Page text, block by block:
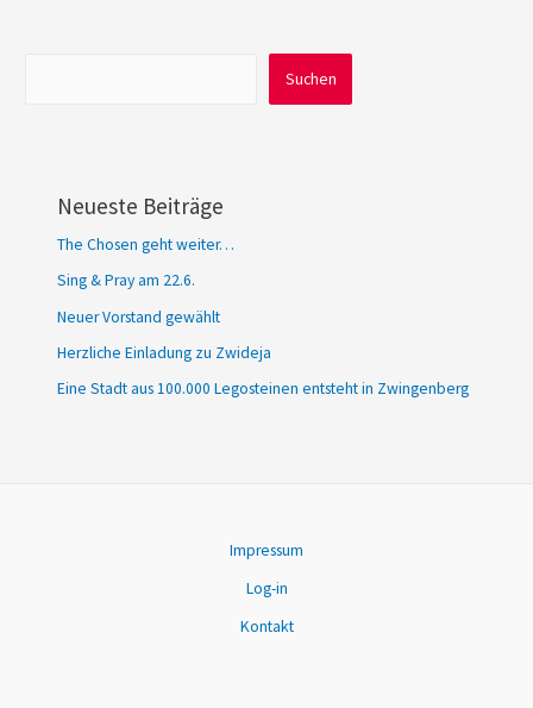
Suchen
Neueste Beiträge
The Chosen geht weiter…
Sing & Pray am 22.6.
Neuer Vorstand gewählt
Herzliche Einladung zu Zwideja
Eine Stadt aus 100.000 Legosteinen entsteht in Zwingenberg
Impressum
Log-in
Kontakt